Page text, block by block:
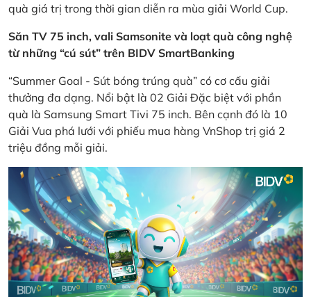
quà giá trị trong thời gian diễn ra mùa giải World Cup.
Săn TV 75 inch, vali Samsonite và loạt quà công nghệ
từ những “cú sút” trên BIDV SmartBanking
“Summer Goal - Sút bóng trúng quà” có cơ cấu giải
thưởng đa dạng. Nổi bật là 02 Giải Đặc biệt với phần
quà là Samsung Smart Tivi 75 inch. Bên cạnh đó là 10
Giải Vua phá lưới với phiếu mua hàng VnShop trị giá 2
triệu đồng mỗi giải.